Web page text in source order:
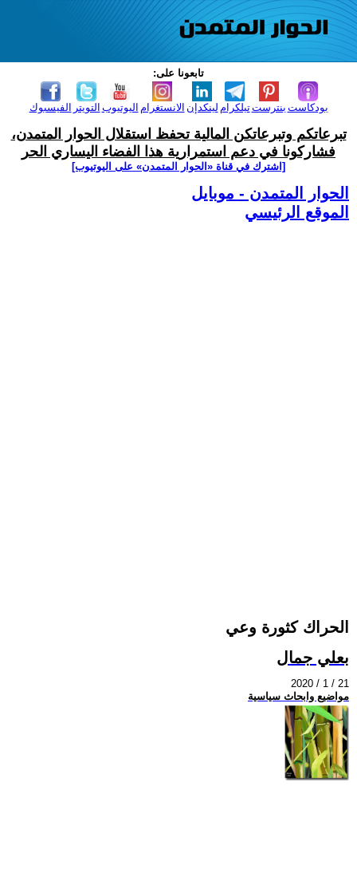
تابعونا على:
الفيسبوك التويتر اليوتيوب الانستغرام لينكدإن تيلكرامبنترست بودكاست
تبرعاتكم وتبرعاتكن المالية تحفظ استقلال الحوار المتمدن،
فشاركونا في دعم استمرارية هذا الفضاء اليساري الحر
[اشترك في قناة ‫«الحوار المتمدن» على اليوتيوب]
الحوار المتمدن - موبايل
الموقع الرئيسي
الحراك كثورة وعي
بعلي جمال
2020 / 1 / 21
مواضيع وابحاث سياسية